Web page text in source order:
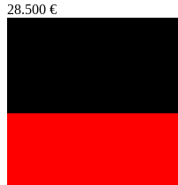
28.500 €